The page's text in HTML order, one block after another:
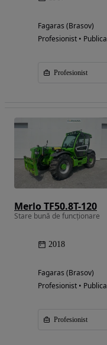
Fagaras (Brasov)
Profesionist •
Profesionist
Merlo TF50.8T-120
Stare bună de funcționare
2018
Fagaras (Brasov)
Profesionist •
Profesionist